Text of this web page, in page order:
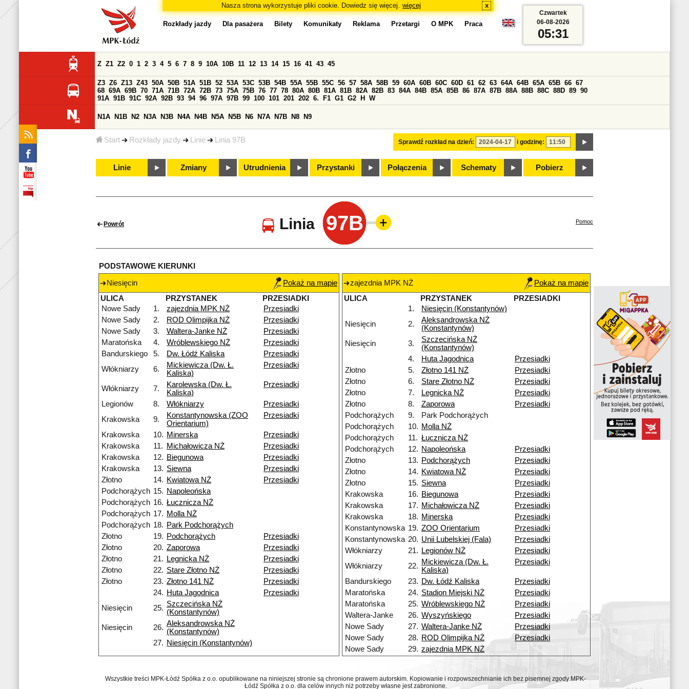
Nasza strona wykorzystuje pliki cookie. Dowiedz się więcej. więcej x
Start Rozkłady jazdy Linie Linia 97B
Rozkłady jazdy Dla pasażera Bilety Komunikaty Reklama Przetargi O MPK Praca
Sprawdź rozkład na dzień: i godzinę:
Z Z1 Z2 0 1 2 3 4 5 6 7 8 9 10A 10B 11 12 13 14 15 16 41 43 45
Z3 Z6 Z13 Z43 50A 50B 51A 51B 52 53A 53C 53B 54B 55A 55B 55C 56 57 58A 58B 59 60A 60B 60C 60D 61 62 63 64A 64B 65A 65B 66 67
68 69A 69B 70 71A 71B 72A 72B 73 75A 75B 76 77 78 80A 80B 81A 81B 82A 82B 83 84A 84B 85A 85B 86 87A 87B 88A 88B 88C 88D 89 90
91A 91B 91C 92A 92B 93 94 96 97A 97B 99 100 101 201 202 6. F1 G1 G2 H W
N1A N1B N2 N3A N3B N4A N4B N5A N5B N6 N7A N7B N8 N9
Linie Zmiany Utrudnienia Przystanki Połączenia Schematy Pobierz
Czwartek
06-08-2026
05:31
Powrót Linia 97B Pomoc
PODSTAWOWE KIERUNKI
Niesięcin
Pokaż na mapie
ULICA
PRZYSTANEK
PRZESIADKI
Nowe Sady
1. zajezdnia MPK NŻ
Przesiadki
Nowe Sady
2. ROD Olimpijka NŻ
Przesiadki
Nowe Sady
3. Waltera-Janke NŻ
Przesiadki
Maratońska
4. Wróblewskiego NŻ
Przesiadki
Bandurskiego
5. Dw. Łódź Kaliska
Przesiadki
Włókniarzy
6.
Mickiewicza (Dw. Ł.
Kaliska)
Przesiadki
Włókniarzy 7.
Karolewska (Dw. Ł.
Kaliska)
Przesiadki
Legionów 8. Włókniarzy
Przesiadki
Krakowska
9.
Konstantynowska (ZOO
Orientarium)
Przesiadki
Krakowska 10. Minerska
Przesiadki
Krakowska
11. Michałowicza NŻ
Przesiadki
Krakowska
12. Biegunowa
Przesiadki
Krakowska
13. Siewna
Przesiadki
Złotno
14. Kwiatowa NŻ
Przesiadki
Podchorążych 15. Napoleońska
Podchorążych 16. Łucznicza NŻ
Podchorążych 17. Molla NŻ
Podchorążych 18. Park Podchorążych
Złotno
19. Podchorążych
Przesiadki
Złotno
20. Zaporowa
Przesiadki
Złotno
21. Legnicka NŻ
Przesiadki
Złotno
22. Stare Złotno NŻ
Przesiadki
Złotno
23. Złotno 141 NŻ
Przesiadki
24. Huta Jagodnica
Przesiadki
Niesięcin
25. Szczecińska NŻ
(Konstantynów)
Niesięcin
26. Aleksandrowska NŻ
(Konstantynów)
27. Niesięcin (Konstantynów)
zajezdnia MPK NŻ
Pokaż na mapie
ULICA
PRZYSTANEK
PRZESIADKI
1.
Niesięcin (Konstantynów)
Niesięcin
2.
Aleksandrowska NŻ
(Konstantynów)
Niesięcin
3.
Szczecińska NŻ
(Konstantynów)
4.
Huta Jagodnica
Przesiadki
Złotno
5. Złotno 141 NŻ
Przesiadki
Złotno
6. Stare Złotno NŻ
Przesiadki
Złotno
7. Legnicka NŻ
Przesiadki
Złotno
8. Zaporowa
Przesiadki
Podchorążych
9.
Park Podchorążych
Podchorążych
10. Molla NŻ
Podchorążych
11. Łucznicza NŻ
Podchorążych
12. Napoleońska
Przesiadki
Złotno
13. Podchorążych
Przesiadki
Złotno
14. Kwiatowa NŻ
Przesiadki
Złotno
15. Siewna
Przesiadki
Krakowska
16. Biegunowa
Przesiadki
Krakowska
17. Michałowicza NŻ
Przesiadki
Krakowska
18. Minerska
Przesiadki
Konstantynowska 19. ZOO Orientarium
Przesiadki
Konstantynowska 20. Unii Lubelskiej (Fala)
Przesiadki
Włókniarzy
21. Legionów NŻ
Przesiadki
Włókniarzy
22. Mickiewicza (Dw. Ł.
Kaliska)
Przesiadki
Bandurskiego 23. Dw. Łódź Kaliska
Przesiadki
Maratońska
24. Stadion Miejski NŻ
Przesiadki
Maratońska
25. Wróblewskiego NŻ
Przesiadki
Waltera-Janke
26. Wyszyńskiego
Przesiadki
Nowe Sady
27. Waltera-Janke NŻ
Przesiadki
Nowe Sady
28. ROD Olimpijka NŻ
Przesiadki
Nowe Sady
29. zajezdnia MPK NŻ
Wszystkie treści MPK-Łódź Spółka z o.o. opublikowane na niniejszej stronie są chronione prawem autorskim. Kopiowanie i rozpowszechnianie ich bez pisemnej zgody MPK-
Łódź Spółka z o.o. dla celów innych niż potrzeby własne jest zabronione.